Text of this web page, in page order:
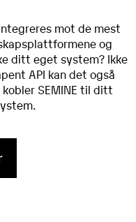
mot de mest
og
ditt eget system? Ikke
API kan det også
SEMINE til ditt